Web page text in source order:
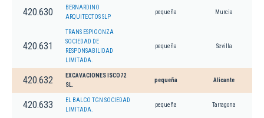
420.630
BERNARDINO
ARQUITECTOS SLP
pequeña Murcia
420.631
TRANS ESPIGONZA
SOCIEDAD DE
RESPONSABILIDAD
LIMITADA.
pequeña Sevilla
420.632
EXCAVACIONES ISCO72
SL.
pequeña Alicante
420.633
EL BALCO TGN SOCIEDAD
LIMITADA.
pequeña Tarragona